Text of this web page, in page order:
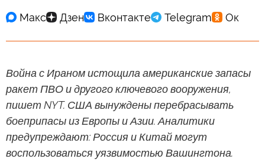
Война с Ираном истощила американские запасы
ракет ПВО и другого ключевого вооружения,
пишет NYT. США вынуждены перебрасывать
боеприпасы из Европы и Азии. Аналитики
предупреждают: Россия и Китай могут
воспользоваться уязвимостью Вашингтона.